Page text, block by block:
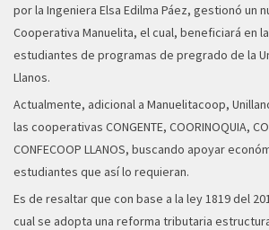
por la Ingeniera Elsa Edilma Páez, gestionó un
Cooperativa Manuelita, el cual, beneficiará en
estudiantes de programas de pregrado de la
Llanos.
Actualmente, adicional a Manuelitacoop,
las cooperativas CONGENTE, COORINOQUIA,
CONFECOOP LLANOS, buscando apoyar
estudiantes que así lo requieran.
Es de resaltar que con base a la ley 1819 del
cual se adopta una reforma tributaria